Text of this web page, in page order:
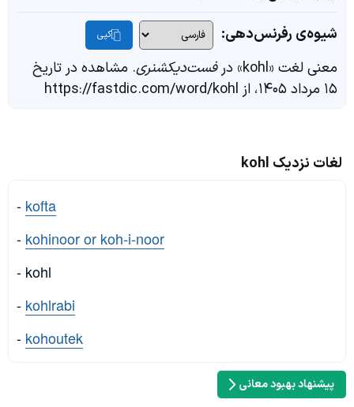
شیوه‌ی رفرنس‌دهی: کپی
معنی لغت «kohl» در فست‌دیکشنری. مشاهده در تاریخ
۱۵ مرداد ۱۴۰۵، از https://fastdic.com/word/kohl
لغات نزدیک kohl
- kofta
- kohinoor or koh-i-noor
- kohl
- kohlrabi
- kohoutek
پیشنهاد بهبود معانی